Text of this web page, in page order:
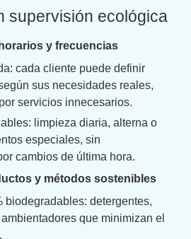
supervisión ecológica
y frecuencias
cada cliente puede definir
sus necesidades reales,
servicios innecesarios.
limpieza diaria, alterna o
especiales, sin
cambios de última hora.
y métodos sostenibles
biodegradables: detergentes,
que minimizan el